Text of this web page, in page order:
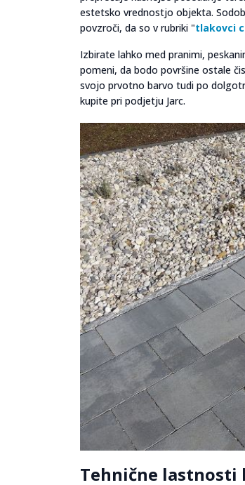
estetsko vrednostjo objekta.
povzroči, da so v rubriki "tlakovci
Izbirate lahko med pranimi,
pomeni, da bodo površine ostale
svojo prvotno barvo tudi po
kupite pri podjetju Jarc.
Tehnične lastnosti